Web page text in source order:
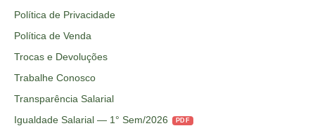
Política de Privacidade
Política de Venda
Trocas e Devoluções
Trabalhe Conosco
Transparência Salarial
Igualdade Salarial — 1° Sem/2026
PDF